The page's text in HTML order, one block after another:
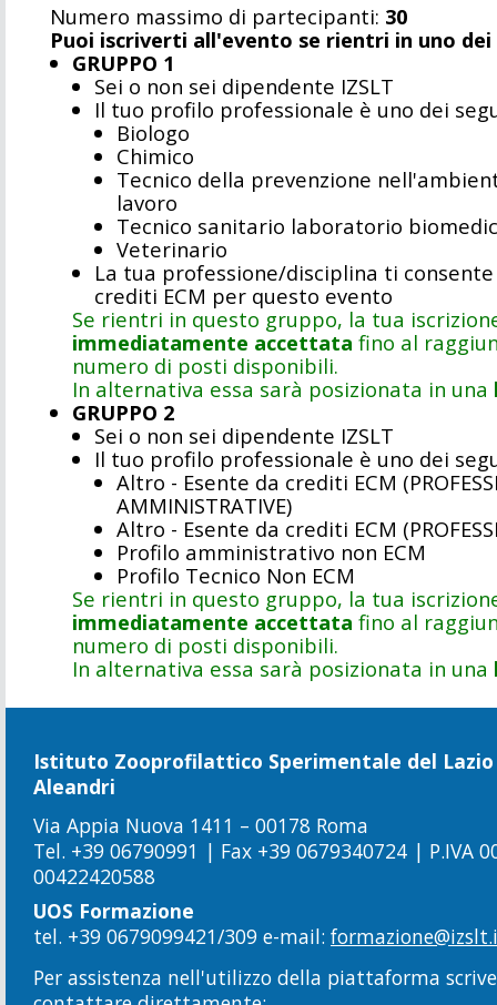
Numero massimo di partecipanti: 30
Puoi iscriverti all'evento se rientri in uno
GRUPPO 1
Sei o non sei dipendente IZSLT
Il tuo profilo professionale è uno dei
Biologo
Chimico
Tecnico della prevenzione
lavoro
Tecnico sanitario laboratorio
Veterinario
La tua professione/disciplina ti
crediti ECM per questo evento
Se rientri in questo gruppo, la tua
immediatamente accettata fino al
numero di posti disponibili.
In alternativa essa sarà posizionata in una
GRUPPO 2
Sei o non sei dipendente IZSLT
Il tuo profilo professionale è uno dei
Altro - Esente da crediti ECM
AMMINISTRATIVE)
Altro - Esente da crediti ECM
Profilo amministrativo non ECM
Profilo Tecnico Non ECM
Se rientri in questo gruppo, la tua
immediatamente accettata fino al
numero di posti disponibili.
In alternativa essa sarà posizionata in una
Istituto Zooprofilattico Sperimentale del Lazio
Aleandri
Via Appia Nuova 1411 – 00178 Roma
Tel. +39 06790991 | Fax +39 0679340724 | P.IVA
00422420588
UOS Formazione
tel. +39 0679099421/309 e-mail:
Per assistenza nell'utilizzo della piattaforma